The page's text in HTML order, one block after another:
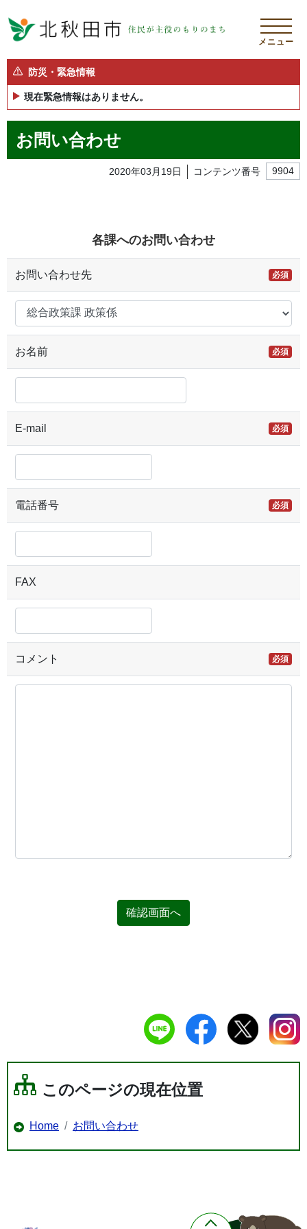
メニュー
防災・緊急情報
現在緊急情報はありません。
お問い合わせ
2020年03月19日 コンテンツ番号 9904
各課へのお問い合わせ
お問い合わせ先 必須
お名前 必須
E-mail 必須
電話番号 必須
FAX
コメント 必須
確認画面へ
このページの現在位置
Home お問い合わせ